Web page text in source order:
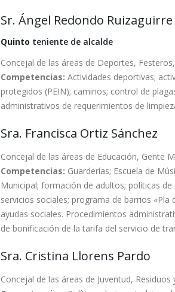
Sr. Ángel Redondo Ruizaguirre
Quinto teniente de alcalde
Concejal de las áreas de Deportes,
Competencias: Actividades deportivas;
protegidos (PEIN); caminos; control de
administrativos de requerimientos de
Sra. Francisca Ortiz Sánchez
Concejal de las áreas de Educación, Gente
Competencias: Guarderías; Escuela de
Municipal; formación de adultos; políticas
servicios sociales; programa de barrios
ayudas sociales. Procedimientos
de bonificación de la tarifa del servicio de
Sra. Cristina Llorens Pardo
Concejal de las áreas de Juventud,